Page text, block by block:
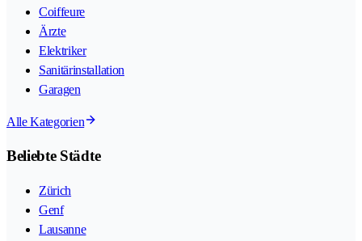
Coiffeure
Ärzte
Elektriker
Sanitärinstallation
Garagen
Alle Kategorien
Beliebte Städte
Zürich
Genf
Lausanne